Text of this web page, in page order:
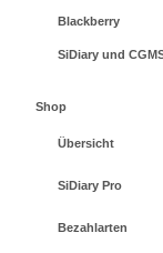
Blackberry
SiDiary und
Shop
Übersicht
SiDiary Pro
Bezahlarten